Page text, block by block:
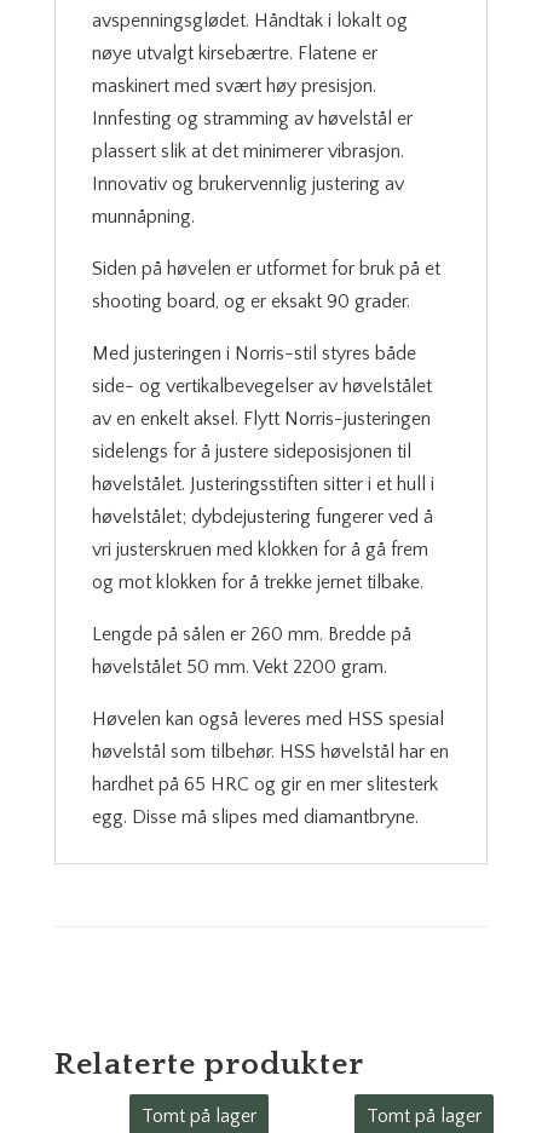
avspenningsglødet. Håndtak i lokalt og
nøye utvalgt kirsebærtre. Flatene er
maskinert med svært høy presisjon.
Innfesting og stramming av høvelstål er
plassert slik at det minimerer vibrasjon.
Innovativ og brukervennlig justering av
munnåpning.
Siden på høvelen er utformet for bruk på et
shooting board, og er eksakt 90 grader.
Med justeringen i Norris-stil styres både
side- og vertikalbevegelser av høvelstålet
av en enkelt aksel. Flytt Norris-justeringen
sidelengs for å justere sideposisjonen til
høvelstålet. Justeringsstiften sitter i et hull i
høvelstålet; dybdejustering fungerer ved å
vri justerskruen med klokken for å gå frem
og mot klokken for å trekke jernet tilbake.
Lengde på sålen er 260 mm. Bredde på
høvelstålet 50 mm. Vekt 2200 gram.
Høvelen kan også leveres med HSS spesial
høvelstål som tilbehør. HSS høvelstål har en
hardhet på 65 HRC og gir en mer slitesterk
egg. Disse må slipes med diamantbryne.
Relaterte produkter
Tomt på lager Tomt på lager